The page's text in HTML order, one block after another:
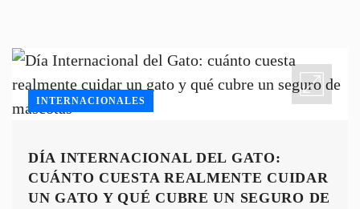
INTERNACIONALES
DÍA INTERNACIONAL DEL GATO:
CUÁNTO CUESTA REALMENTE CUIDAR
UN GATO Y QUÉ CUBRE UN SEGURO DE